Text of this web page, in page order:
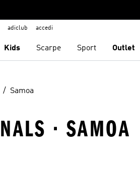
adiclub accedi
Kids Scarpe Sport Outlet
Samoa
· SAMOA